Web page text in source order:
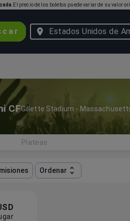
El precio de los boletos puede variar de su valor
Estados Unidos de
CFGillette Stadium -
Plateas
Ordenar